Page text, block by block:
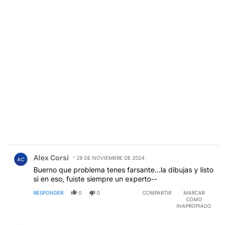
AC Alex Corsi 28 DE NOVIEMBRE DE 2024
Buerno que problema tenes farsante...la dibujas y listo
si en eso, fuiste siempre un experto--
RESPONDER 0 0 COMPARTIR
MARCAR
COMO
INAPROPIADO